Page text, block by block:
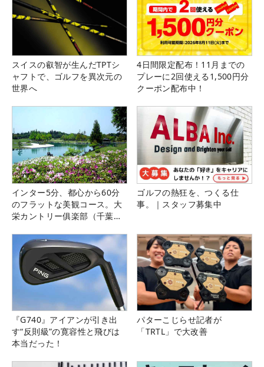
スイスの叡智が生んだTPTシ
ャフトで、ゴルフを異次元の
世界へ
4日間限定配布！11月までの
プレーに2回使える1,500円分
クーポン配布中！
インター5分、都心から60分
のフラットな美観コース。大
栄カントリー俱楽部（千葉
ゴルフの熱狂を、つくる仕
事。｜スタッフ募集中
『G740』アイアンが引き出
す“反則級”の寛容性と飛びは
本当だった！
パターこじらせ記者が
「TRTL」で大改善